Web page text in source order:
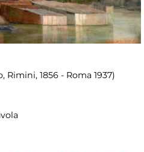
1856 - Roma 1937)